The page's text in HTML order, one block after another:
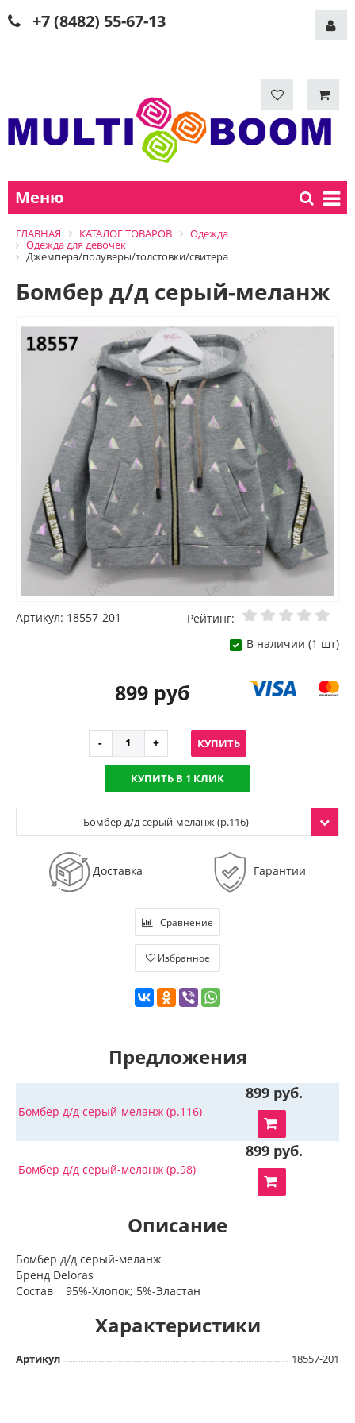
+7 (8482) 55-67-13
Меню
ГЛАВНАЯ КАТАЛОГ ТОВАРОВ
Одежда
Одежда для девочек
Джемпера/полуверы/толстовки/свитера
Бомбер д/д серый-меланж
Артикул: 18557-201
Рейтинг:
В наличии (1 шт)
899 руб
КУПИТЬ
КУПИТЬ В 1 КЛИК
Бомбер д/д серый-меланж (р.116)
Доставка Гарантии
Сравнение
Избранное
Предложения
Бомбер д/д серый-меланж (р.116)
899 руб.
Бомбер д/д серый-меланж (р.98)
899 руб.
Описание
Бомбер д/д серый-меланж
Бренд Deloras
Состав 95%-Хлопок; 5%-Эластан
Характеристики
Артикул 18557-201